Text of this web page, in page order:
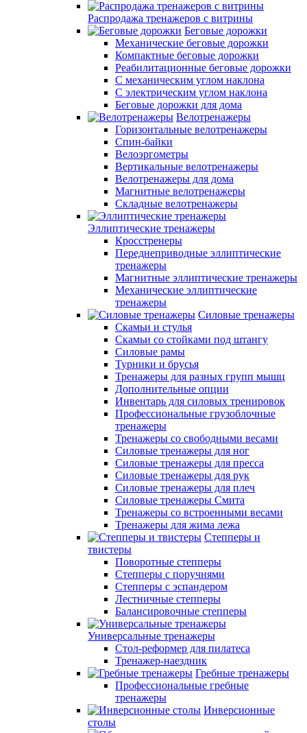
Распродажа тренажеров с витрины
Беговые дорожки
Механические беговые дорожки
Компактные беговые дорожки
Реабилитационные беговые дорожки
С механическим углом наклона
С электрическим углом наклона
Беговые дорожки для дома
Велотренажеры
Горизонтальные велотренажеры
Спин-байки
Велоэргометры
Вертикальные велотренажеры
Велотренажеры для дома
Магнитные велотренажеры
Складные велотренажеры
Эллиптические тренажеры
Кросстренеры
Переднеприводные эллиптические
тренажеры
Магнитные эллиптические тренажеры
Механические эллиптические
тренажеры
Силовые тренажеры
Скамьи и стулья
Скамьи со стойками под штангу
Силовые рамы
Турники и брусья
Тренажеры для разных групп мышц
Дополнительные опции
Инвентарь для силовых тренировок
Профессиональные грузоблочные
тренажеры
Тренажеры со свободными весами
Силовые тренажеры для ног
Силовые тренажеры для пресса
Силовые тренажеры для рук
Силовые тренажеры для плеч
Силовые тренажеры Смита
Тренажеры со встроенными весами
Тренажеры для жима лежа
Степперы и
твистеры
Поворотные степперы
Степперы с поручнями
Степперы с эспандером
Лестничные степперы
Балансировочные степперы
Универсальные тренажеры
Стол-реформер для пилатеса
Тренажер-наездник
Гребные тренажеры
Профессиональные гребные
тренажеры
Инверсионные
столы